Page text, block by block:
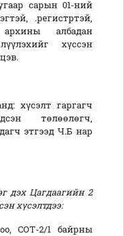
сарын 01-ний
.регистртэй,
албадан
хүссэн
гаргагч
төлөөлөгч,
этгээд Ч.Б нар
дэх Цагдаагийн 2
хүсэлтдээ:
СОТ-2/1 байрны